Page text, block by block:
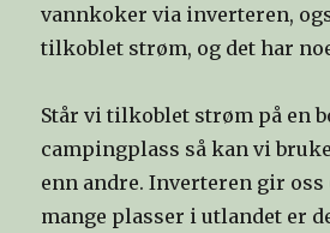
vannkoker via inverteren,
tilkoblet strøm, og det har
Står vi tilkoblet strøm på en
campingplass så kan vi
enn andre. Inverteren gir oss
mange plasser i utlandet er